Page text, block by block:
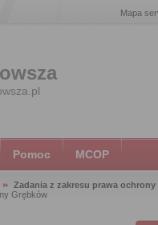
Mapa
Pomoc MCOP
Zadania z zakresu prawa
Grębków